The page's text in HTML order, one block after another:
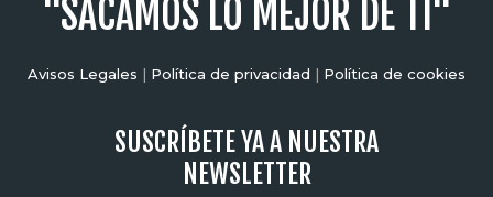
"SACAMOS LO MEJOR DE TI"
Avisos Legales | Política de privacidad | Política de cookies
SUSCRÍBETE YA A NUESTRA
NEWSLETTER